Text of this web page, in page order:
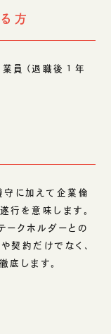
方
員（退職後１年
守に加えて企業倫
行を意味します。
ークホルダーとの
契約だけでなく、
底します。